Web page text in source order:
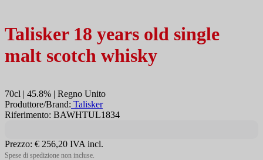
Talisker 18 years old single
malt scotch whisky
70cl | 45.8% | Regno Unito
Produttore/Brand: Talisker
Riferimento: BAWHTUL1834
Prezzo: € 256,20 IVA incl.
Spese di spedizione non incluse.